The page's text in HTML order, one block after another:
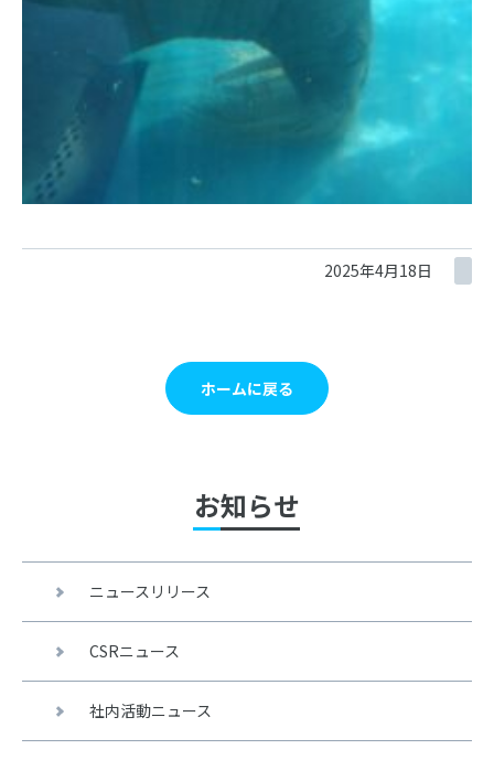
2025年4月18日
ホームに戻る
お知らせ
ニュースリリース
CSRニュース
社内活動ニュース